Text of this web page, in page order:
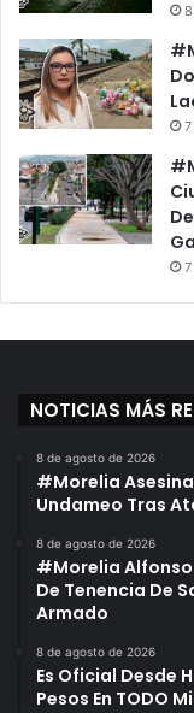
NOTICIAS MÁS
8 de agosto de 2026
#Morelia
Undameo Tras
8 de agosto de 2026
#Morelia
De Tenencia De
Armado
8 de agosto de 2026
Es Oficial Desde
Pesos En TODO